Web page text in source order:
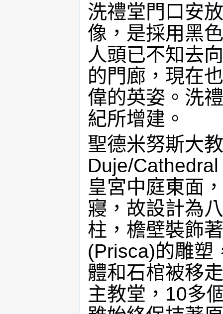
洗禮堂門口安
像，是採用黑
人頭已不知去
的門廊，現在
偉的英姿。洗
紀所增建。
聖德米努斯大
Duje/
皇宮中庭東面
寢，故設計為
柱，檐壁裝飾
(Prisca)的雕塑
體和石棺被移
主教堂，10多